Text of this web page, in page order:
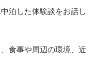
泊した体験談をお話し
食事や周辺の環境、近